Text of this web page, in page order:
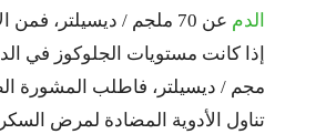
الدم عن 70 ملجم / ديسيلتر، فمن الأفضل الإفطار.
مجم / ديسيلتر، فاطلب المشورة
تناول الأدوية المضادة لمرض